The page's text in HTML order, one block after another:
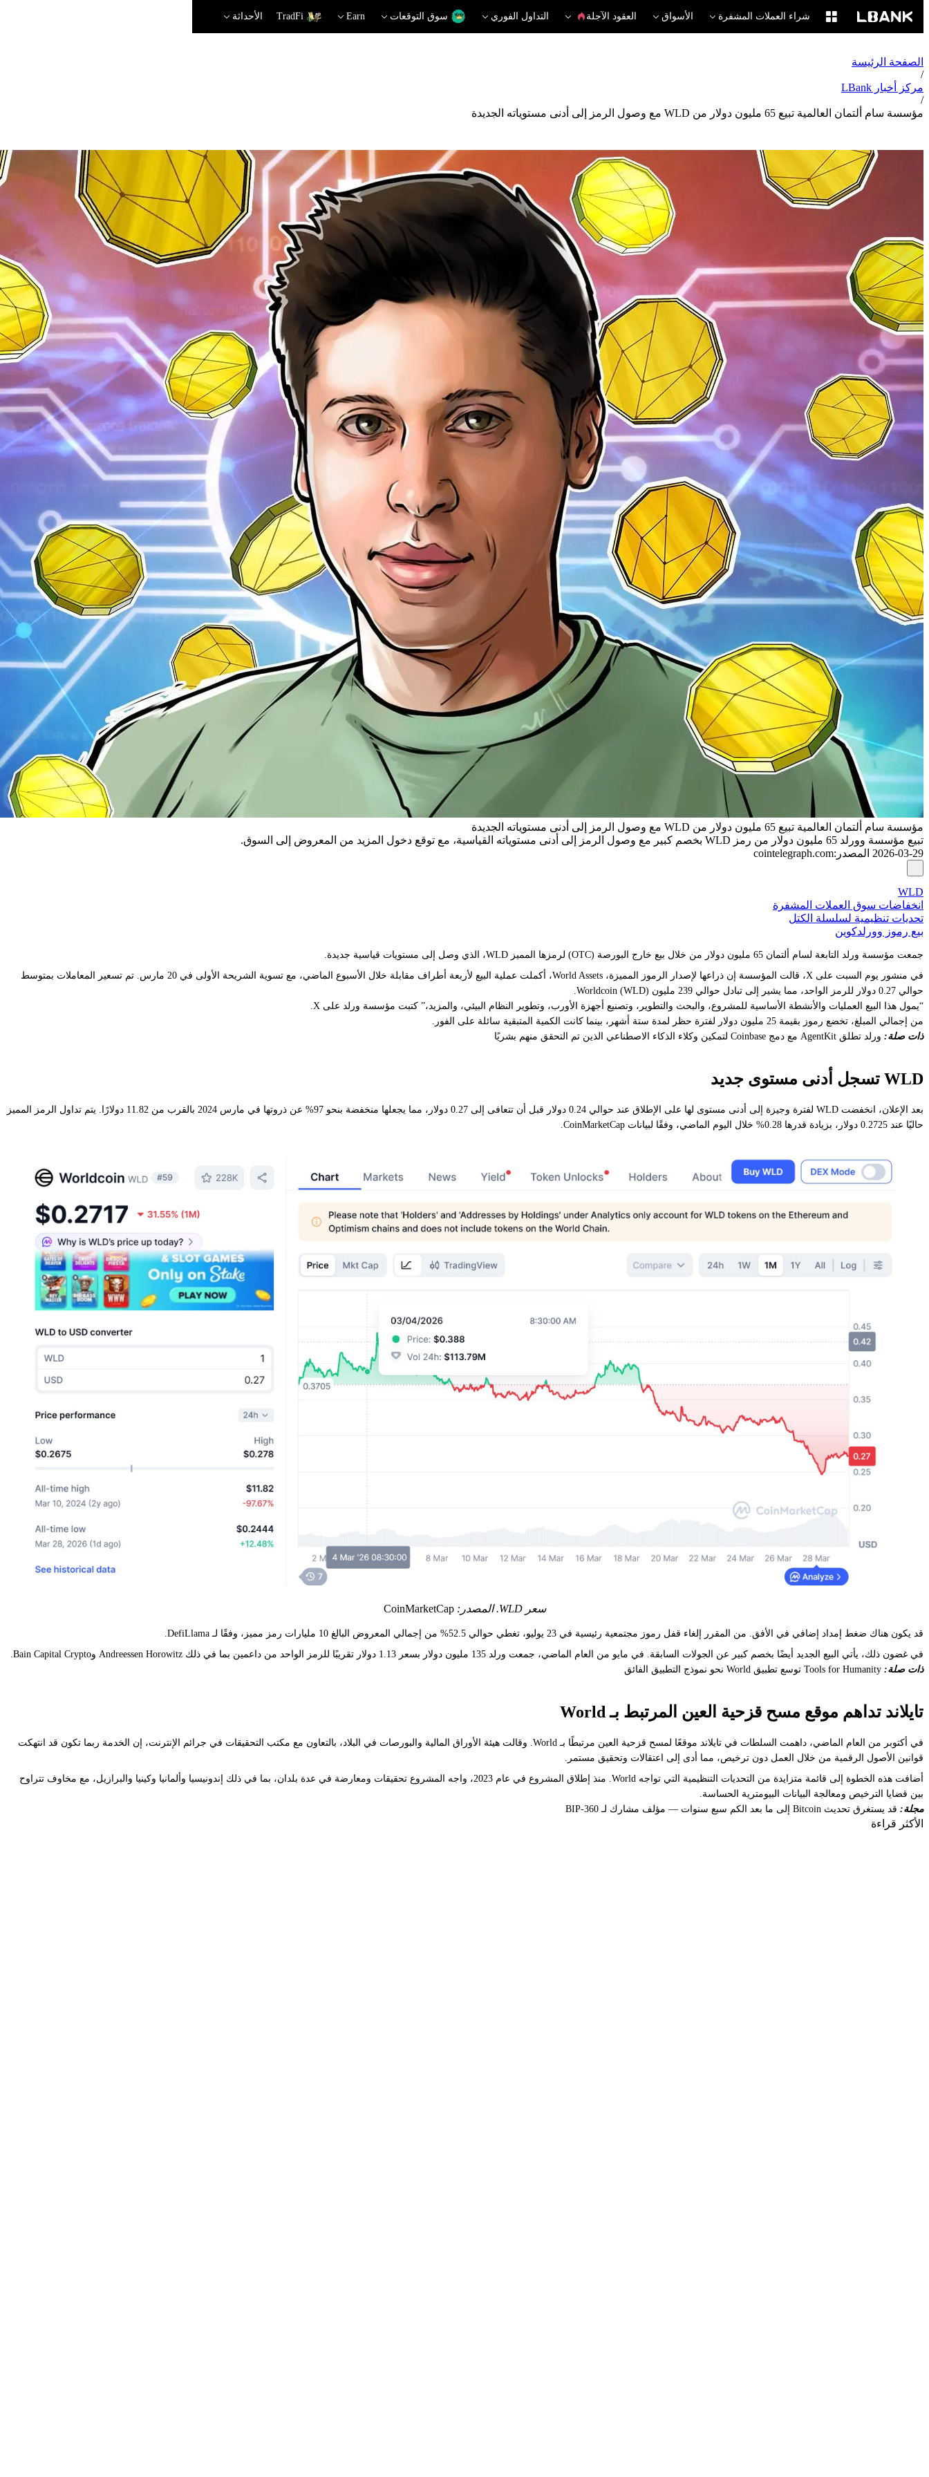
شراء العملات المشفرة الأسواق العقود الآجلة التداول الفوري سوق التوقعات Earn
TradFi الأحداثة
الصفحة الرئيسة
/
مركز أخبار LBank
/
مؤسسة سام ألتمان العالمية تبيع 65 مليون دولار من WLD مع وصول الرمز إلى أدنى مستوياته الجديدة
مؤسسة سام ألتمان العالمية تبيع 65 مليون دولار من WLD مع وصول الرمز إلى أدنى مستوياته الجديدة
تبيع مؤسسة وورلد 65 مليون دولار من رمز WLD بخصم كبير مع وصول الرمز إلى أدنى مستوياته القياسية، مع توقع دخول المزيد من المعروض إلى السوق.
2026-03-29 المصدر :
cointelegraph.com
WLD
انخفاضات سوق العملات المشفرة
تحديات تنظيمية لسلسلة الكتل
بيع رموز وورلدكوين
جمعت مؤسسة ورلد التابعة لسام ألتمان 65 مليون دولار من خلال بيع خارج البورصة (OTC) لرمزها المميز WLD، الذي وصل إلى مستويات قياسية جديدة.
في منشور يوم السبت على X، قالت المؤسسة إن ذراعها لإصدار الرموز المميزة، World Assets، أكملت عملية البيع لأربعة أطراف مقابلة خلال الأسبوع الماضي، مع تسوية الشريحة الأولى في 20 مارس. تم تسعير المعاملات بمتوسط
حوالي 0.27 دولار للرمز الواحد، مما يشير إلى تبادل حوالي 239 مليون Worldcoin (WLD).
“يمول هذا البيع العمليات والأنشطة الأساسية للمشروع، والبحث والتطوير، وتصنيع أجهزة الأورب، وتطوير النظام البيئي، والمزيد،” كتبت مؤسسة ورلد على X.
من إجمالي المبلغ، تخضع رموز بقيمة 25 مليون دولار لفترة حظر لمدة ستة أشهر، بينما كانت الكمية المتبقية سائلة على الفور.
ذات صلة: ورلد تطلق AgentKit مع دمج Coinbase لتمكين وكلاء الذكاء الاصطناعي الذين تم التحقق منهم بشريًا
WLD تسجل أدنى مستوى جديد
بعد الإعلان، انخفضت WLD لفترة وجيزة إلى أدنى مستوى لها على الإطلاق عند حوالي 0.24 دولار قبل أن تتعافى إلى 0.27 دولار، مما يجعلها منخفضة بنحو 97% عن ذروتها في مارس 2024 بالقرب من 11.82 دولارًا. يتم تداول الرمز المميز
حاليًا عند 0.2725 دولار، بزيادة قدرها 0.28% خلال اليوم الماضي، وفقًا لبيانات CoinMarketCap.
سعر WLD. المصدر: CoinMarketCap
قد يكون هناك ضغط إمداد إضافي في الأفق. من المقرر إلغاء قفل رموز مجتمعية رئيسية في 23 يوليو، تغطي حوالي 52.5% من إجمالي المعروض البالغ 10 مليارات رمز مميز، وفقًا لـ DefiLlama.
في غضون ذلك، يأتي البيع الجديد أيضًا بخصم كبير عن الجولات السابقة. في مايو من العام الماضي، جمعت ورلد 135 مليون دولار بسعر 1.13 دولار تقريبًا للرمز الواحد من داعمين بما في ذلك Andreessen Horowitz وBain Capital Crypto.
ذات صلة: Tools for Humanity توسع تطبيق World نحو نموذج التطبيق الفائق
تايلاند تداهم موقع مسح قزحية العين المرتبط بـ World
في أكتوبر من العام الماضي، داهمت السلطات في تايلاند موقعًا لمسح قزحية العين مرتبطًا بـ World. وقالت هيئة الأوراق المالية والبورصات في البلاد، بالتعاون مع مكتب التحقيقات في جرائم الإنترنت، إن الخدمة ربما تكون قد انتهكت
قوانين الأصول الرقمية من خلال العمل دون ترخيص، مما أدى إلى اعتقالات وتحقيق مستمر.
أضافت هذه الخطوة إلى قائمة متزايدة من التحديات التنظيمية التي تواجه World. منذ إطلاق المشروع في عام 2023، واجه المشروع تحقيقات ومعارضة في عدة بلدان، بما في ذلك إندونيسيا وألمانيا وكينيا والبرازيل، مع مخاوف تتراوح
بين قضايا الترخيص ومعالجة البيانات البيومترية الحساسة.
مجلة: قد يستغرق تحديث Bitcoin إلى ما بعد الكم سبع سنوات — مؤلف مشارك لـ BIP-360
الأكثر قراءة